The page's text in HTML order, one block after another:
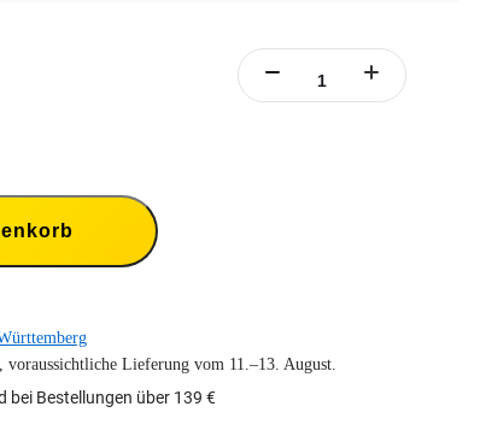
voraussichtliche Lieferung vom 11.–13. August.
bei Bestellungen über 139 €